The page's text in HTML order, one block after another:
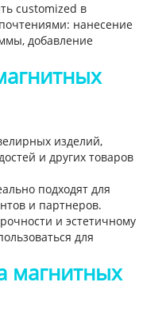
customized в
нанесение
добавление
изделий,
и других товаров
подходят для
и партнеров.
и эстетичному
для
магнитных